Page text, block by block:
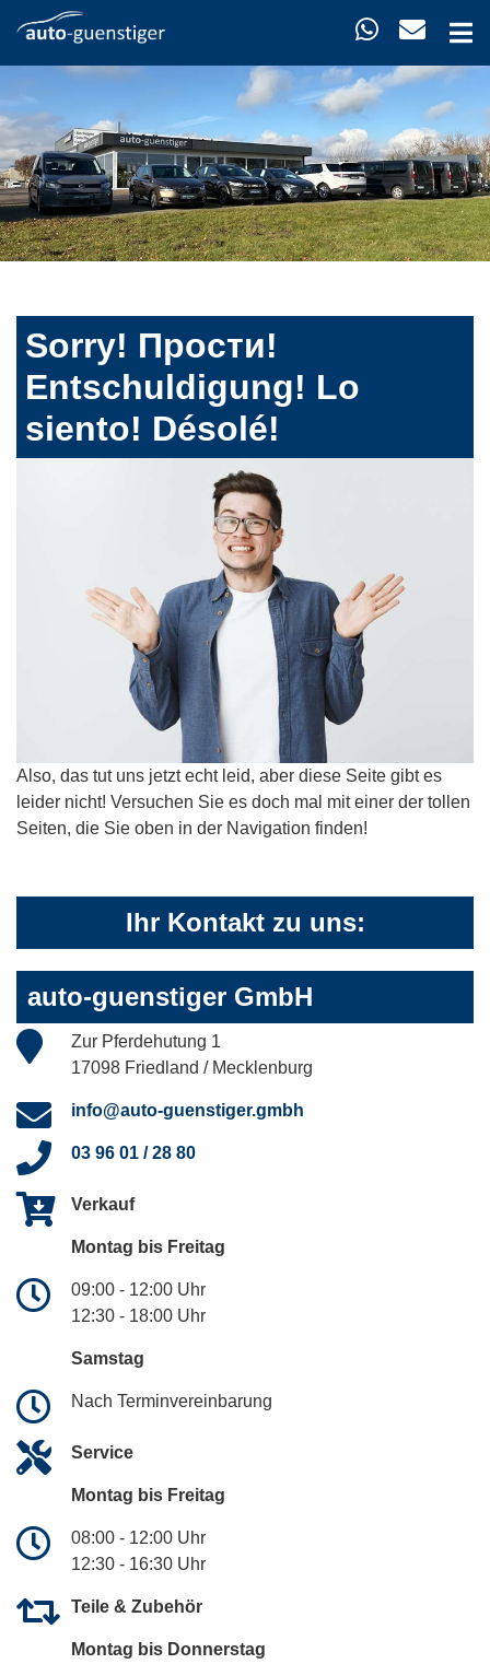
Sorry! Прости!
Entschuldigung! Lo
siento! Désolé!
Also, das tut uns jetzt echt leid, aber diese Seite gibt es
leider nicht! Versuchen Sie es doch mal mit einer der tollen
Seiten, die Sie oben in der Navigation finden!
Ihr Kontakt zu uns:
auto-guenstiger GmbH
Zur Pferdehutung 1
17098 Friedland / Mecklenburg
info@auto-guenstiger.gmbh
03 96 01 / 28 80
Verkauf
Montag bis Freitag
09:00 - 12:00 Uhr
12:30 - 18:00 Uhr
Samstag
Nach Terminvereinbarung
Service
Montag bis Freitag
08:00 - 12:00 Uhr
12:30 - 16:30 Uhr
Teile & Zubehör
Montag bis Donnerstag